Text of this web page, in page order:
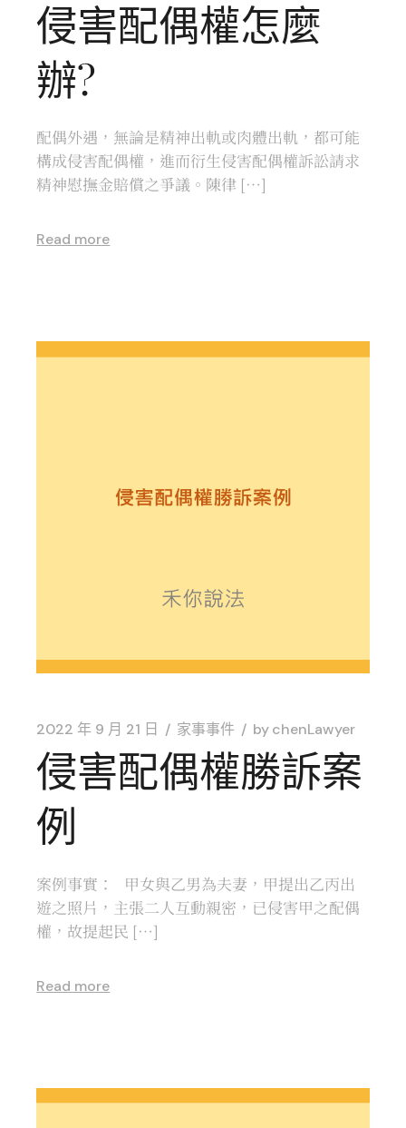
侵害配偶權怎麼
辦?
配偶外遇，無論是精神出軌或肉體出軌，都可能
構成侵害配偶權，進而衍生侵害配偶權訴訟請求
精神慰撫金賠償之爭議。陳律 […]
Read more
2022 年 9 月 21 日 家事事件 bychenLawyer
侵害配偶權勝訴案
例
案例事實： 甲女與乙男為夫妻，甲提出乙丙出
遊之照片，主張二人互動親密，已侵害甲之配偶
權，故提起民 […]
Read more